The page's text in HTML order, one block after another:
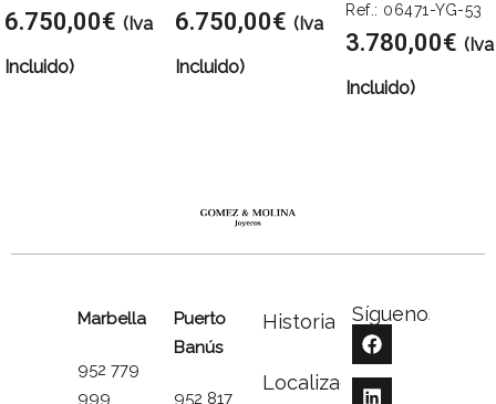
6.750,00€ (Iva
Incluido)
6.750,00€ (Iva
Incluido)
Ref.: 06471-YG-53
3.780,00€ (Iva
Incluido)
Marbella
952 779
999
Puerto
Banús
952 817
Historia
Localizador
Síguenos